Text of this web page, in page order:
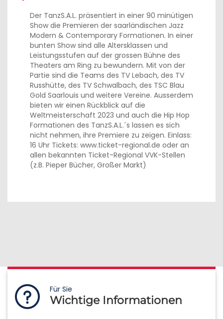
Der TanzS.A.L. präsentiert in einer 90 minütigen
Show die Premieren der saarländischen Jazz
Modern & Contemporary Formationen. In einer
bunten Show sind alle Altersklassen und
Leistungsstufen auf der grossen Bühne des
Theaters am Ring zu bewundern. Mit von der
Partie sind die Teams des TV Lebach, des TV
Russhütte, des TV Schwalbach, des TSC Blau
Gold Saarlouis und weitere Vereine. Ausserdem
bieten wir einen Rückblick auf die
Weltmeisterschaft 2023 und auch die Hip Hop
Formationen des TanzS.A.L.´s lassen es sich
nicht nehmen, ihre Premiere zu zeigen. Einlass:
16 Uhr Tickets: www.ticket-regional.de oder an
allen bekannten Ticket-Regional VVK-Stellen
(z.B. Pieper Bücher, Großer Markt)
Für Sie
Wichtige Informationen